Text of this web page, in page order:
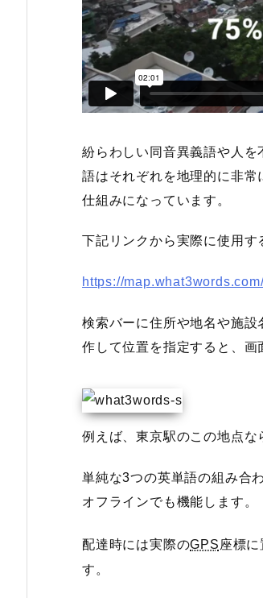
紛らわしい同音異義語や人
語はそれぞれを地理的に非
仕組みになっています。
下記リンクから実際に使用す
https://
検索バーに住所や地名や施
作して位置を指定すると、画
例えば、東京駅のこの地点な
単純な3つの英単語の組み合
オフラインでも機能します。
配達時には実際のGPS座標
す。